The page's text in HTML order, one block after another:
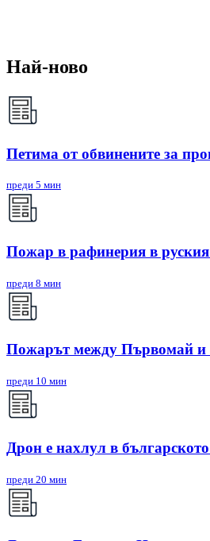
Най-ново
Петима от обвинените за
преди 5 мин
Пожар в рафинерия в
преди 8 мин
Пожарът между Първомай и
преди 10 мин
Дрон е нахлул в
преди 20 мин